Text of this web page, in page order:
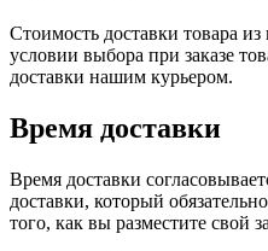
Стоимость доставки товара
условии выбора при заказе
доставки нашим курьером.
Время доставки
Время доставки
доставки, который
того, как вы разместите свой